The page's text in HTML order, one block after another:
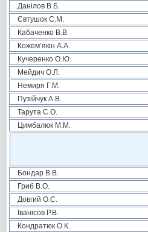
Данілов В.Б.
Євтушок С.М.
Кабаченко В.В.
Кожем’якін А.А.
Кучеренко О.Ю.
Мейдич О.Л.
Немиря Г.М.
Пузійчук А.В.
Тарута С.О.
Цимбалюк М.М.
Бондар В.В.
Гриб В.О.
Довгий О.С.
Іванісов Р.В.
Кондратюк О.К.